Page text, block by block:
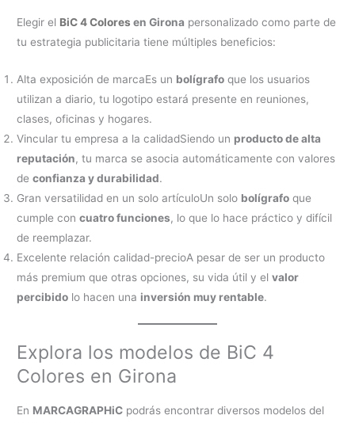
Elegir el BiC 4 Colores en Girona personalizado como parte de
tu estrategia publicitaria tiene múltiples beneficios:
Alta exposición de marcaEs un bolígrafo que los usuarios
utilizan a diario, tu logotipo estará presente en reuniones,
clases, oficinas y hogares.
Vincular tu empresa a la calidadSiendo un producto de alta
reputación, tu marca se asocia automáticamente con valores
deconfianza y durabilidad.
Gran versatilidad en un solo artículoUn solo bolígrafo que
cumple concuatro funciones, lo que lo hace práctico y difícil
de reemplazar.
Excelente relación calidad-precioA pesar de ser un producto
más premium que otras opciones, su vida útil y elvalor
percibido lo hacen una inversión muy rentable.
Explora los modelos de BiC 4
Colores en Girona
En MARCAGRAPHiC podrás encontrar diversos modelos del